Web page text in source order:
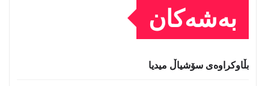
بەشەکان
بڵاوکراوەی سۆشیاڵ میدیا